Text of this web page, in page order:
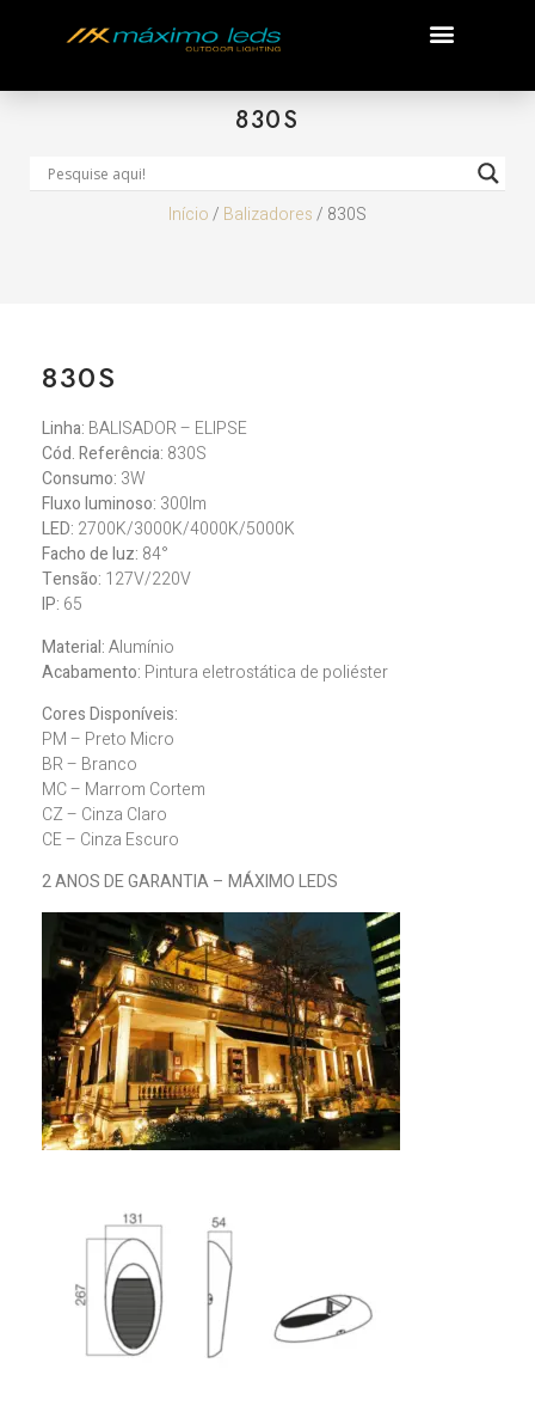
830S
Início/ Balizadores/ 830S
830S
Linha: BALISADOR – ELIPSE
Cód. Referência: 830S
Consumo: 3W
Fluxo luminoso: 300lm
LED: 2700K/3000K/4000K/5000K
Facho de luz: 84°
Tensão: 127V/220V
IP: 65
Material:Alumínio
Acabamento: Pintura eletrostática de poliéster
Cores Disponíveis:
PM – Preto Micro
BR – Branco
MC – Marrom Cortem
CZ – Cinza Claro
CE – Cinza Escuro
2 ANOS DE GARANTIA – MÁXIMO LEDS